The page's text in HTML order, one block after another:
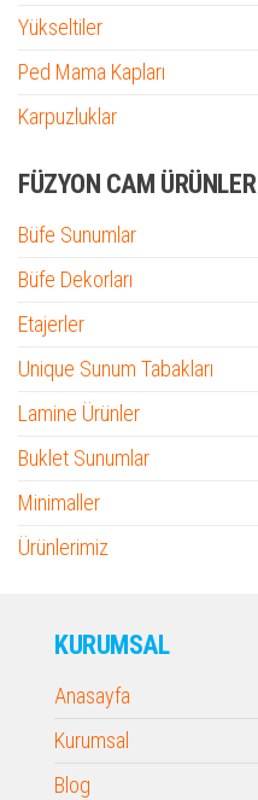
Yükseltiler
Ped Mama Kapları
Karpuzluklar
FÜZYON CAM ÜRÜNLER
Büfe Sunumlar
Büfe Dekorları
Etajerler
Unique Sunum Tabakları
Lamine Ürünler
Buklet Sunumlar
Minimaller
Ürünlerimiz
KURUMSAL
Anasayfa
Kurumsal
Blog